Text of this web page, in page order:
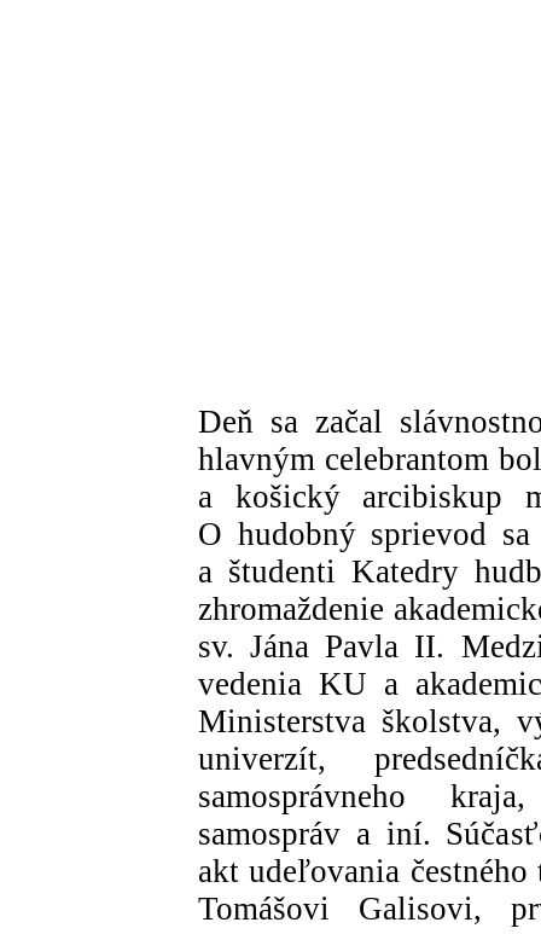
Deň sa začal
hlavným celebrantom
a košický arcibiskup
O hudobný sprievod sa
a študenti Katedry
zhromaždenie
sv. Jána Pavla II.
vedenia KU a
Ministerstva školstva,
univerzít,
samosprávneho
samospráv a iní.
akt udeľovania
Tomášovi Galisovi,